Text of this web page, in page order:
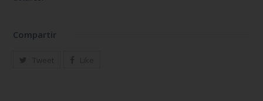
Compartir